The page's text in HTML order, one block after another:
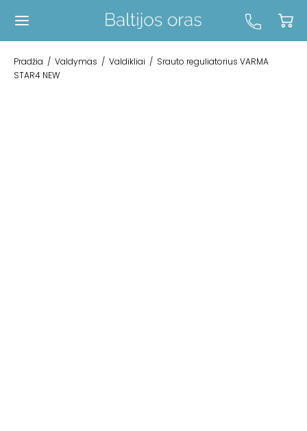
Pradžia / Valdymas / Valdikliai / Srauto reguliatorius VARMA
STAR4 NEW